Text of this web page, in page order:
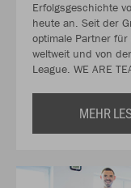
Erfolgsgeschichte
heute an. Seit der
optimale Partner
weltweit und von
League. WE ARE
MEHR